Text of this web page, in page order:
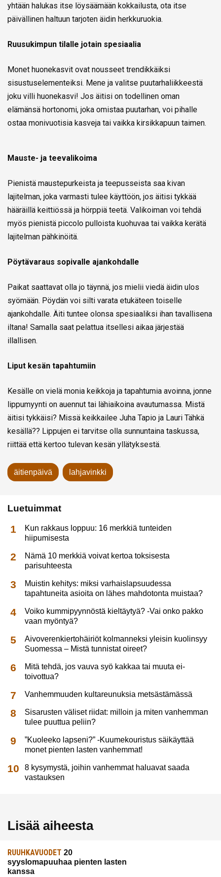
yhtään halukas itse löysäämään kokkailusta, ota itse
päivällinen haltuun tarjoten äidin herkkuruokia.
Ruusukimpun tilalle jotain spesiaalia
Monet huonekasvit ovat nousseet trendikkäiksi
sisustuselementeiksi. Mene ja valitse puutarhaliikkeestä
joku villi huonekasvi! Jos äitisi on todellinen oman
elämänsä hortonomi, joka omistaa puutarhan, voi pihalle
ostaa monivuotisia kasveja tai vaikka kirsikkapuun taimen.
Mauste- ja teevalikoima
Pienistä maustepurkeista ja teepusseista saa kivan
lajitelman, joka varmasti tulee käyttöön, jos äitisi tykkää
hääräillä keittiössä ja hörppiä teetä. Valikoiman voi tehdä
myös pienistä piccolo pulloista kuohuvaa tai vaikka kerätä
lajitelman pähkinöitä.
Pöytävaraus sopivalle ajankohdalle
Paikat saattavat olla jo täynnä, jos mielii viedä äidin ulos
syömään. Pöydän voi silti varata etukäteen toiselle
ajankohdalle. Äiti tuntee olonsa spesiaaliksi ihan tavallisena
iltana! Samalla saat pelattua itsellesi aikaa järjestää
illallisen.
Liput kesän tapahtumiin
Kesälle on vielä monia keikkoja ja tapahtumia avoinna, jonne
lippumyynti on auennut tai lähiaikoina avautumassa. Mistä
äitisi tykkäisi? Missä keikkailee Juha Tapio ja Lauri Tähkä
kesällä?? Lippujen ei tarvitse olla sunnuntaina taskussa,
riittää että kertoo tulevan kesän yllätyksestä.
äitienpäivä lahjavinkki
Luetuimmat
Kun rakkaus loppuu: 16 merkkiä tunteiden
hiipumisesta
Nämä 10 merkkiä voivat kertoa toksisesta
parisuhteesta
Muistin kehitys: miksi varhaislapsuudessa
tapahtuneita asioita on lähes mahdotonta muistaa?
Voiko kummipyynnöstä kieltäytyä? -Vai onko pakko
vaan myöntyä?
Aivoverenkiertohäiriöt kolmanneksi yleisin kuolinsyy
Suomessa – Mistä tunnistat oireet?
Mitä tehdä, jos vauva syö kakkaa tai muuta ei-
toivottua?
Vanhemmuuden kultareunuksia metsästämässä
Sisarusten väliset riidat: milloin ja miten vanhemman
tulee puuttua peliin?
”Kuoleeko lapseni?” -Kuumekouristus säikäyttää
monet pienten lasten vanhemmat!
8 kysymystä, joihin vanhemmat haluavat saada
vastauksen
Lisää aiheesta
RUUHKAVUODET 20
syyslomapuuhaa pienten lasten
kanssa